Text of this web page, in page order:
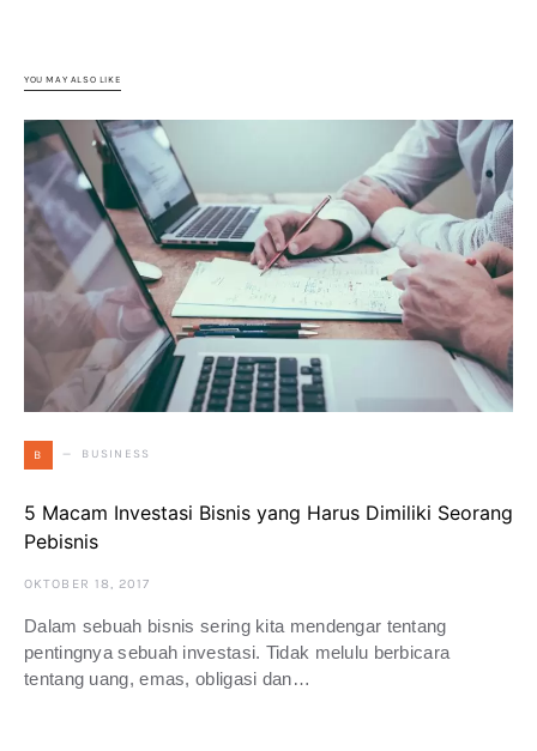
YOU MAY ALSO LIKE
B BUSINESS
5 Macam Investasi Bisnis yang Harus Dimiliki Seorang
Pebisnis
OKTOBER 18, 2017
Dalam sebuah bisnis sering kita mendengar tentang
pentingnya sebuah investasi. Tidak melulu berbicara
tentang uang, emas, obligasi dan…